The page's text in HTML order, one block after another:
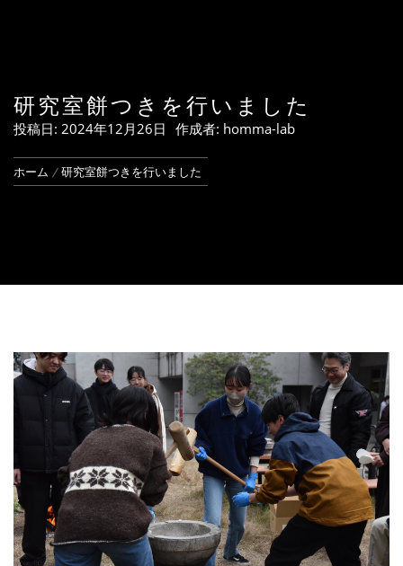
研究室餅つきを行いました
投稿日: 2024年12月26日 作成者: homma-lab
ホーム 研究室餅つきを行いました